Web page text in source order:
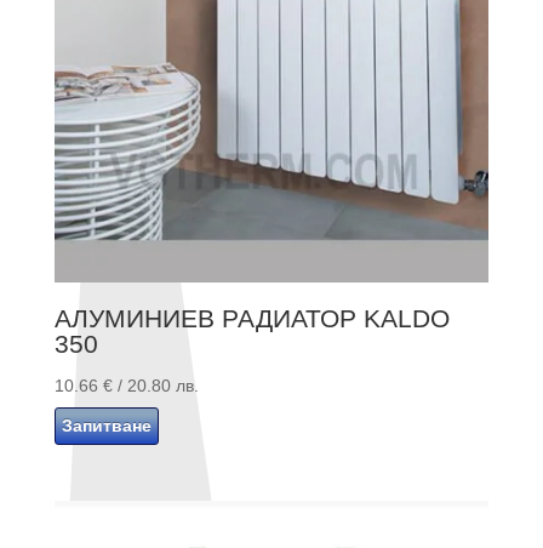
АЛУМИНИЕВ РАДИАТОР KALDO
350
10.66 € / 20.80 лв.
Запитване